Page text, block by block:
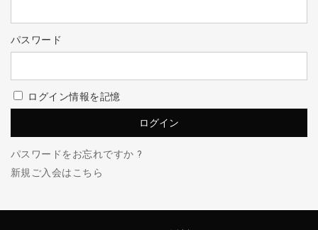
パスワード
ログイン情報を記憶
パスワードをお忘れですか ?
新規ご入会はこちら